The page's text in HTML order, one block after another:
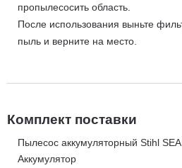
пропылесосить область.
После использования выньте
пыль и верните на место.
Комплект поставки
Пылесос аккумуляторный Stihl
Аккумулятор